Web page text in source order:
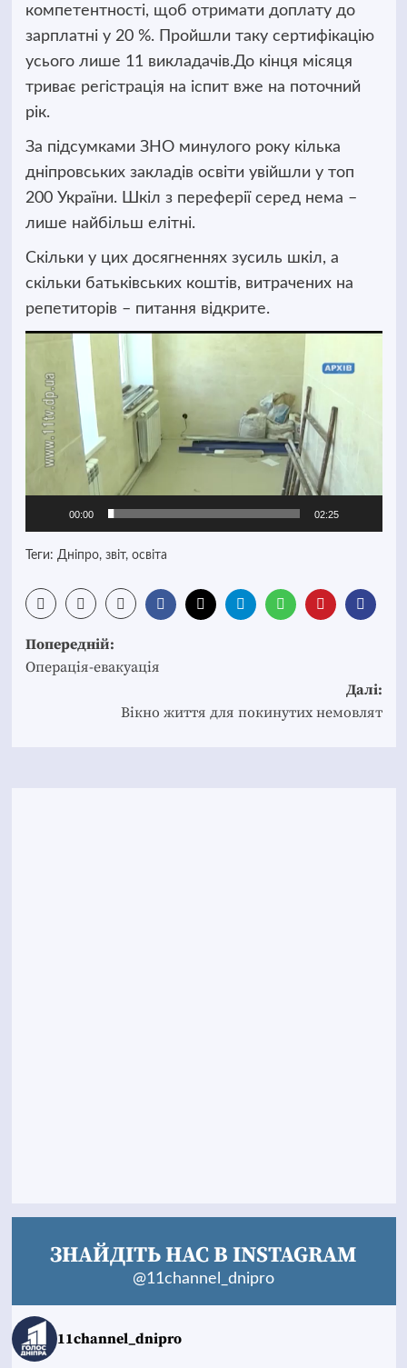
компетентності, щоб отримати доплату до
зарплатні у 20 %. Пройшли таку сертифікацію
усього лише 11 викладачів.До кінця місяця
триває регістрація на іспит вже на поточний
рік.
За підсумками ЗНО минулого року кілька
дніпровських закладів освіти увійшли у топ
200 України. Шкіл з переферії серед нема –
лише найбільш елітні.
Скільки у цих досягненнях зусиль шкіл, а
скільки батьківських коштів, витрачених на
репетиторів – питання відкрите.
Відеопрогравач
00:00 02:25
Теги: Дніпро, звіт, освіта
Post
navigation
Попередній:
Операція-евакуація
Далі:
Вікно життя для покинутих немовлят
ЗНАЙДІТЬ НАС В INSTAGRAM
@11channel_dnipro
11channel_dnipro